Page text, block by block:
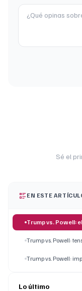
Sé el
EN ESTE
Trump vs. Powell:
Trump vs. Powell:
Trump vs. Powell:
Lo último